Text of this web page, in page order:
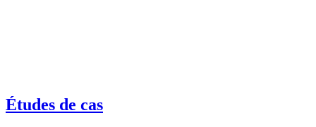
Études de cas